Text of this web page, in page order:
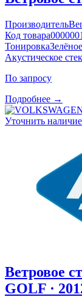
Производитель
Код товара
ТонировкаЗелёное
Акустическое
По запросу
Подробнее →
Уточнить наличие
Ветровое
GOLF ·